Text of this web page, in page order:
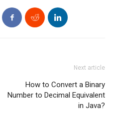
Next article
How to Convert a Binary
Number to Decimal Equivalent
in Java?